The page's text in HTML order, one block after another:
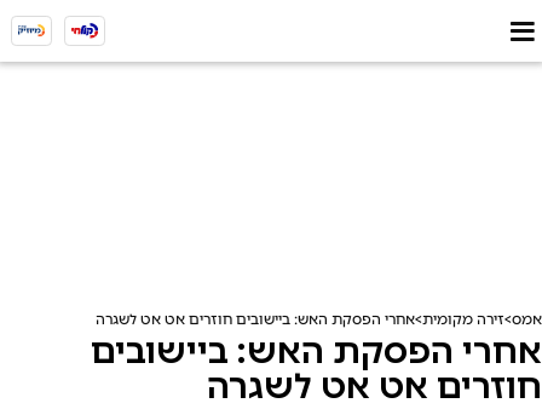
אמס זירה מקומית אחרי הפסקת האש: ביישובים חוזרים אט אט לשגרה
אחרי הפסקת האש: ביישובים
חוזרים אט אט לשגרה